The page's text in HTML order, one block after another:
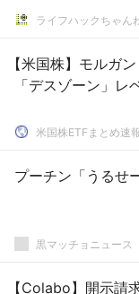
ライフハックちゃん
【米国株】モルガ
「デスゾーン」レ
米国株ETFまとめ速
プーチン「うるせ
黒マッチョニュース
【Colabo】開示請